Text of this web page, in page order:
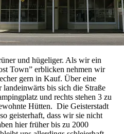
und hügeliger. Als wir ein
Town” erblicken nehmen wir
gern in Kauf. Über eine
bis sich die Straße
und rechts stehen 3 zu
Hütten. Die Geisterstadt
geisterhaft, dass wir sie nicht
hier früher bis zu 2000